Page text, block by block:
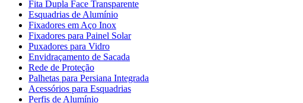
Fita Dupla Face Transparente
Esquadrias de Alumínio
Fixadores em Aço Inox
Fixadores para Painel Solar
Puxadores para Vidro
Envidraçamento de Sacada
Rede de Proteção
Palhetas para Persiana Integrada
Acessórios para Esquadrias
Perfis de Alumínio